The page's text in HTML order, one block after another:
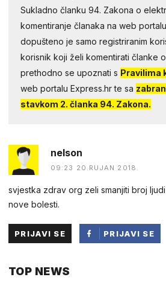
Sukladno članku 94. Zakona o
komentiranje članaka na web
dopušteno je samo registriranim
korisnik koji želi komentirati članke
prethodno se upoznati s Pravilima
web portalu Express.hr te sa
stavkom 2. članka 94. Zakona.
nelson
09:23 20.RUJAN 2018.
svjestka zdrav org zeli smanjiti broj
nove bolesti.
PRIJAVI SE
PRIJAVI SE
TOP NEWS